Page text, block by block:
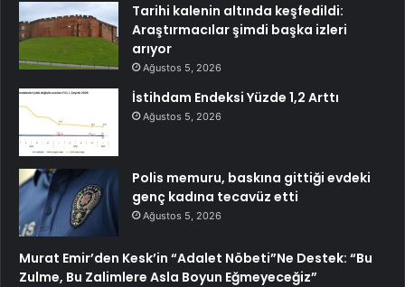
Tarihi kalenin altında keşfedildi:
Araştırmacılar şimdi başka izleri
arıyor
Ağustos 5, 2026
İstihdam Endeksi Yüzde 1,2 Arttı
Ağustos 5, 2026
Polis memuru, baskına gittiği evdeki
genç kadına tecavüz etti
Ağustos 5, 2026
Murat Emir’den Kesk’in “Adalet Nöbeti”Ne Destek: “Bu
Zulme, Bu Zalimlere Asla Boyun Eğmeyeceğiz”